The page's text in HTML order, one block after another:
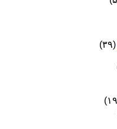
(۳۹)